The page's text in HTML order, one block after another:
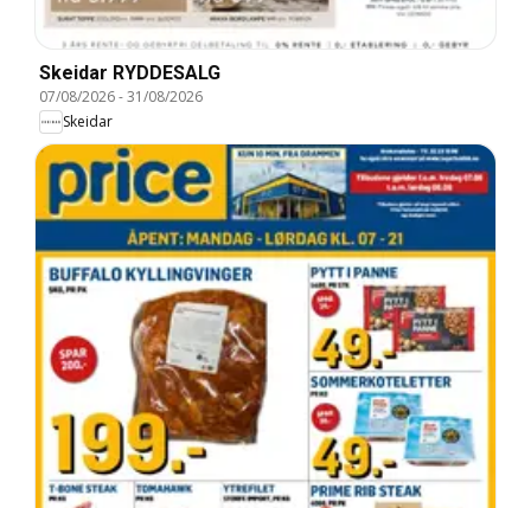
Skeidar RYDDESALG
07/08/2026-31/08/2026
Skeidar